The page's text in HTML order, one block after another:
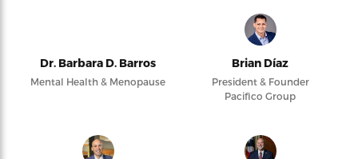
Dr. Barbara D. Barros
Mental Health & Menopause
Brian Díaz
President & Founder
Pacifico Group